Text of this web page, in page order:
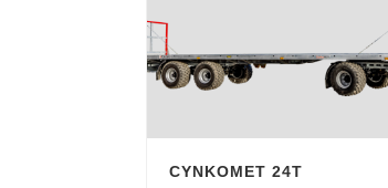
CYNKOMET 24T